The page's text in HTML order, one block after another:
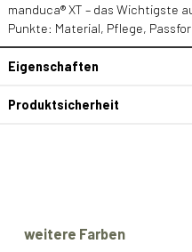
manduca® XT – das Wichtigste
Punkte: Material, Pflege,
Eigenschaften
Produktsicherheit
Skip product gallery
weitere Farben